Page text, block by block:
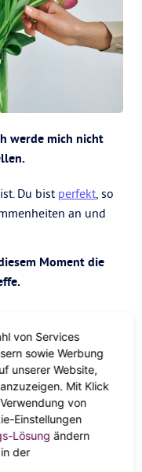
werde mich nicht
Du bist perfekt, so
an und
Moment die
auf deine Intuition.
Liebe und
behandelst. Du
gib dir selbst das
von Services
sowie Werbung
unserer Website,
Mit Klick
von
Einstellungen
Lösung ändern
der